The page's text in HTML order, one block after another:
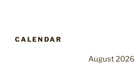
CALENDAR
August 2026